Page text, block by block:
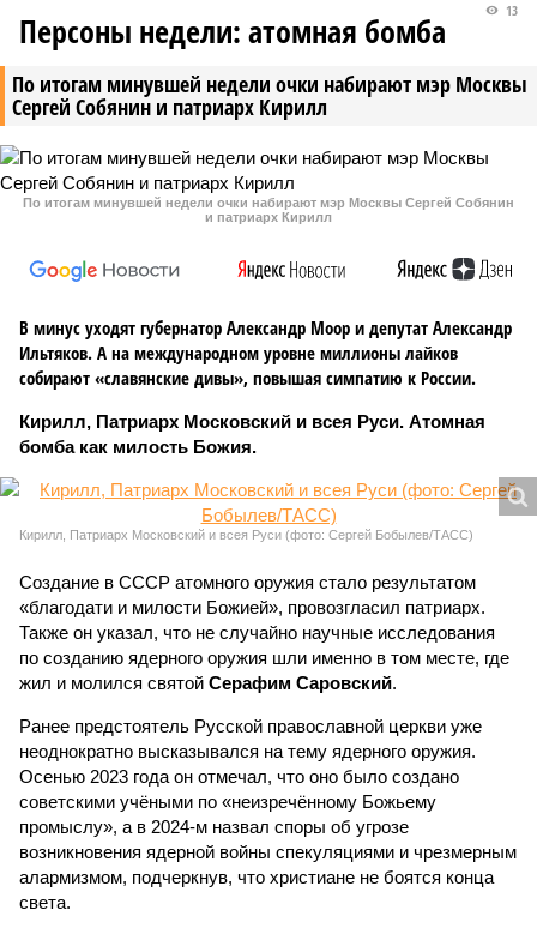
По итогам минувшей недели очки набирают мэр Москвы
Сергей Собянин и патриарх Кирилл
13
Персоны недели: атомная бомба
По итогам минувшей недели очки набирают мэр Москвы Сергей Собянин
и патриарх Кирилл
В минус уходят губернатор Александр Моор и депутат Александр
Ильтяков. А на международном уровне миллионы лайков
собирают «славянские дивы», повышая симпатию к России.
Кирилл, Патриарх Московский и всея Руси. Атомная
бомба как милость Божия.
Кирилл, Патриарх Московский и всея Руси (фото: Сергей Бобылев/ТАСС)
Создание в СССР атомного оружия стало результатом
«благодати и милости Божией», провозгласил патриарх.
Также он указал, что не случайно научные исследования
по созданию ядерного оружия шли именно в том месте, где
жил и молился святой Серафим Саровский.
Ранее предстоятель Русской православной церкви уже
неоднократно высказывался на тему ядерного оружия.
Осенью 2023 года он отмечал, что оно было создано
советскими учёными по «неизречённому Божьему
промыслу», а в 2024-м назвал споры об угрозе
возникновения ядерной войны спекуляциями и чрезмерным
алармизмом, подчеркнув, что христиане не боятся конца
света.